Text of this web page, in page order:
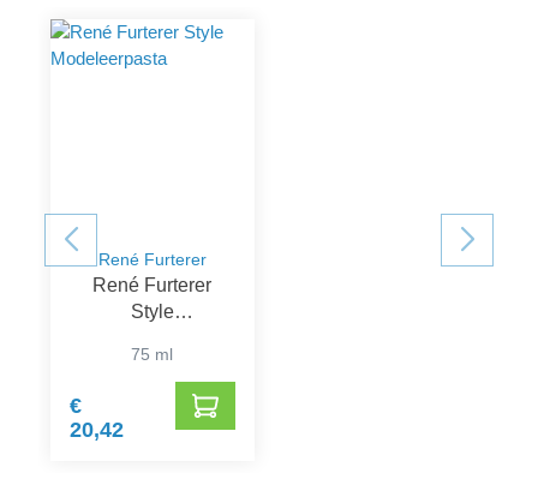
René Furterer
René Furterer
Style
75 ml
€
20,42